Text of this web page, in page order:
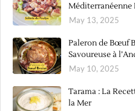
May 13, 2025
Paleron de Bœuf
Savoureuse à
May 10, 2025
Tarama : La
la Mer